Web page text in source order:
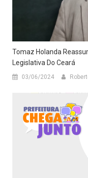
Tomaz Holanda
Legislativa Do Ceará
03/06/2024